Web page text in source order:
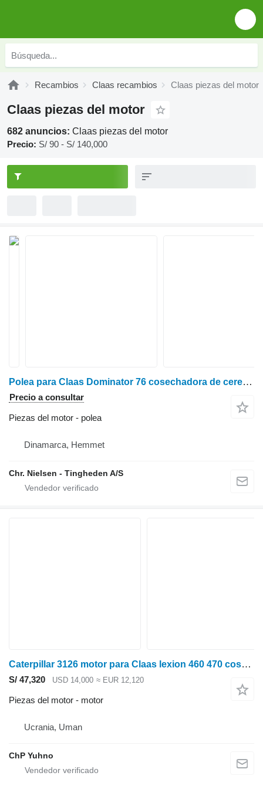
Recambios Claas recambios Claas piezas del motor
Claas piezas del motor
682 anuncios: Claas piezas del motor
Precio: S/ 90 - S/ 140,000
Polea para Claas Dominator 76 cosechadora de cereales
Precio a consultar
Piezas del motor - polea
Dinamarca, Hemmet
Chr. Nielsen - Tingheden A/S
Caterpillar 3126 motor para Claas lexion 460 470 cosechadora de cereales
S/ 47,320 USD 14,000 ≈ EUR 12,120
Piezas del motor - motor
Ucrania, Uman
ChP Yuhno